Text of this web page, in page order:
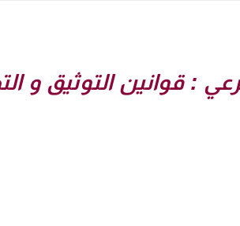
: قوانين التوثيق و